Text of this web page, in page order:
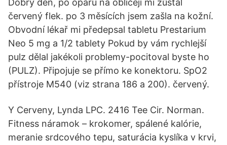
Dobrý den, po oparu na obličeji mi zůstal
červený flek. po 3 měsících jsem zašla na kožní.
Obvodní lékař mi předepsal tabletu Prestarium
Neo 5 mg a 1/2 tablety Pokud by vám rychlejší
pulz dělal jakékoli problemy-pocitoval byste ho
(PULZ). Připojuje se přímo ke konektoru. SpO2
přístroje M540 (viz strana 186 a 200). červený.
Y Cerveny, Lynda LPC. 2416 Tee Cir. Norman.
Fitness náramok – krokomer, spálené kalórie,
meranie srdcového tepu, saturácia kyslíka v krvi,